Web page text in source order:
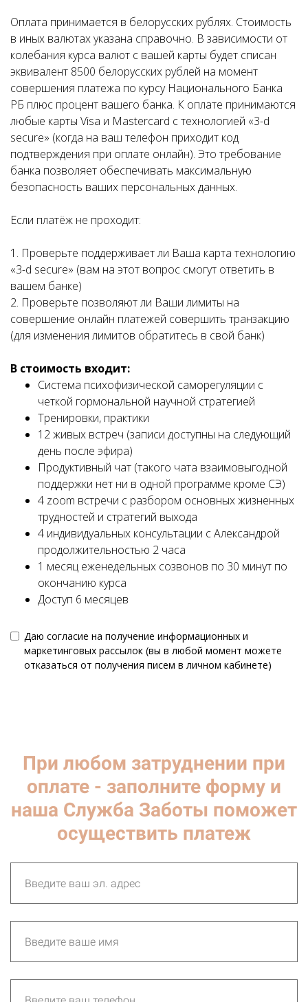
Оплата принимается в белорусских рублях. Стоимость
в иных валютах указана справочно. В зависимости от
колебания курса валют с вашей карты будет списан
эквивалент 8500 белорусских рублей на момент
совершения платежа по курсу Национального Банка
РБ плюс процент вашего банка. К оплате принимаются
любые карты Visa и Mastercard с технологией «3-d
secure» (когда на ваш телефон приходит код
подтверждения при оплате онлайн). Это требование
банка позволяет обеспечивать максимальную
безопасность ваших персональных данных.
Если платёж не проходит:
1. Проверьте поддерживает ли Ваша карта технологию
«3-d secure» (вам на этот вопрос смогут ответить в
вашем банке)
2. Проверьте позволяют ли Ваши лимиты на
совершение онлайн платежей совершить транзакцию
(для изменения лимитов обратитесь в свой банк)
В стоимость входит:
Система психофизической саморегуляции с
четкой гормональной научной стратегией
Тренировки, практики
12 живых встреч (записи доступны на следующий
день после эфира)
Продуктивный чат (такого чата взаимовыгодной
поддержки нет ни в одной программе кроме СЭ)
4 zoom встречи с разбором основных жизненных
трудностей и стратегий выхода
4 индивидуальных консультации с Александрой
продолжительностью 2 часа
1 месяц еженедельных созвонов по 30 минут по
окончанию курса
Доступ 6 месяцев
Даю согласие на получение информационных и
маркетинговых рассылок (вы в любой момент можете
отказаться от получения писем в личном кабинете)
При любом затруднении при
оплате - заполните форму и
наша Служба Заботы поможет
осуществить платеж